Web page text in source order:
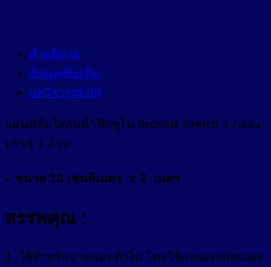
คำอธิบาย
ข้อมูลเพิ่มเติม
บทวิจารณ์ (0)
แผ่นฟิล์มใสกันน้ำฟิกซูโม่ fixomull stretch 1 กล่อง
บรรจุ 1 ม้วน
– ขนาด 10 เซนติเมตร x 2 เมตร
สรรพคุณ :
1. ใช้สำหรับบาดแผลทั่วไป โดยใช้แทนเทปปิดแผล